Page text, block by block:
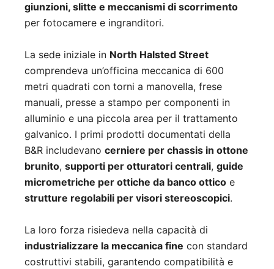
giunzioni, slitte e meccanismi di scorrimento
per fotocamere e ingranditori.
La sede iniziale in North Halsted Street
comprendeva un’officina meccanica di 600
metri quadrati con torni a manovella, frese
manuali, presse a stampo per componenti in
alluminio e una piccola area per il trattamento
galvanico. I primi prodotti documentati della
B&R includevano cerniere per chassis in ottone
brunito, supporti per otturatori centrali, guide
micrometriche per ottiche da banco ottico e
strutture regolabili per visori stereoscopici.
La loro forza risiedeva nella capacità di
industrializzare la meccanica fine con standard
costruttivi stabili, garantendo compatibilità e